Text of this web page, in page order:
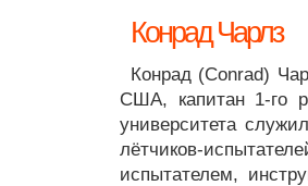
Конрад Чарлз
Конрад (Conrad)
США, капитан 1-го
университета
лётчиков-
испытателем,